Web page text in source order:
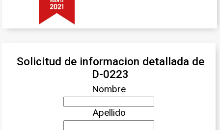
Solicitud de informacion detallada de
D-0223
Nombre
Apellido